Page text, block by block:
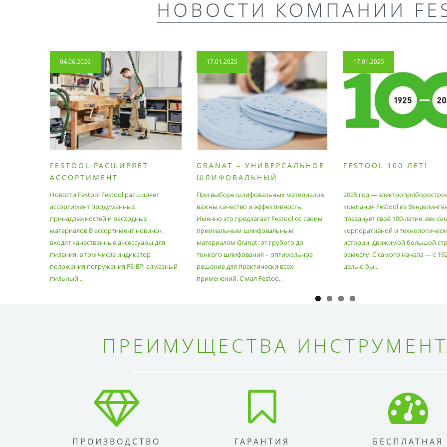
НОВОСТИ КОМПАНИИ
04.06.2026
FESTOOL РАСШИРЯЕТ
АССОРТИМЕНТ
ПРИНАДЛЕЖНОСТЕЙ И
РАСХОДНЫХ МАТЕРИАЛОВ
Новости Festool Festool расширяет
ассортимент продуманных
принадлежностей и расходных
материалов В ассортимент новинок
входят качественные аксессуары для
пиления, в том числе индикатор
положения погружения FS-EP, алмазный
пильный ..
17.01.2025
GRANAT – УНИВЕРСАЛЬНОЕ
ШЛИФОВАЛЬНЫЙ
При выборе шлифовальных материалов
важны качество и эффективность.
Именно это предлагает Festool со своим
премиальным шлифовальным
материалом Granat: от грубого до
тонкого шлифования – оптимальное
решение для практически всех
применений. С мая Festoo..
17.01.2025
FESTOOL 100 ЛЕТ!
2025 год —
компания Festool из
празднует своё 100-летие: век
корпоративной и
истории, движимой большой
ремеслу. С самого начала — с
целью бы..
ПРЕИМУЩЕСТВА ИНСТРУМЕНТА
ПРОИЗВОДСТВО ГАРАНТИЯ БЕСПЛАТНАЯ